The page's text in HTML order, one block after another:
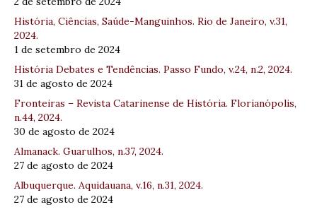
História, Ciências, Saúde-Manguinhos. Rio de Janeiro, v.31,
2024.
1 de setembro de 2024
História Debates e Tendências. Passo Fundo, v.24, n.2, 2024.
31 de agosto de 2024
Fronteiras – Revista Catarinense de História. Florianópolis,
n.44, 2024.
30 de agosto de 2024
Almanack. Guarulhos, n.37, 2024.
27 de agosto de 2024
Albuquerque. Aquidauana, v.16, n.31, 2024.
27 de agosto de 2024